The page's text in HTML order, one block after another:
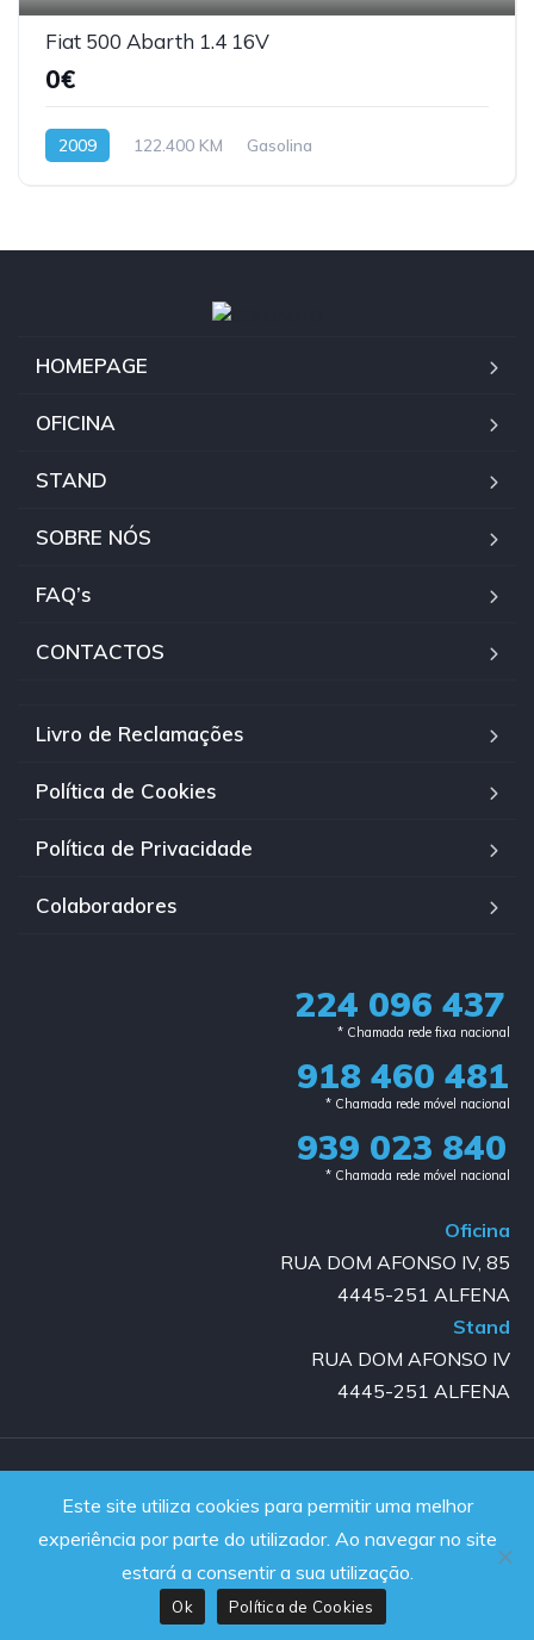
Fiat 500 Abarth 1.4 16V
0€
2009 122.400 KM Gasolina
HOMEPAGE
OFICINA
STAND
SOBRE NÓS
FAQ’s
CONTACTOS
Livro de Reclamações
Política de Cookies
Política de Privacidade
Colaboradores
224 096 437
* Chamada rede fixa nacional​
918 460 481
* Chamada rede móvel nacional
939 023 840​
* Chamada rede móvel nacional
Oficina
RUA DOM AFONSO IV, 85
4445-251 ALFENA
Stand
RUA DOM AFONSO IV
4445-251 ALFENA
Powered by JanelaWeb
Este site utiliza cookies para permitir uma melhor
experiência por parte do utilizador. Ao navegar no site
estará a consentir a sua utilização.
Ok Política de Cookies